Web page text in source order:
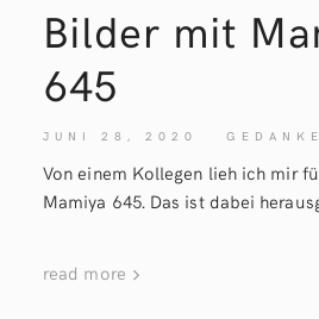
Bilder mit
645
JUNI 28, 2020
Von einem Kollegen lieh ich mir
Mamiya 645. Das ist dabei
read more